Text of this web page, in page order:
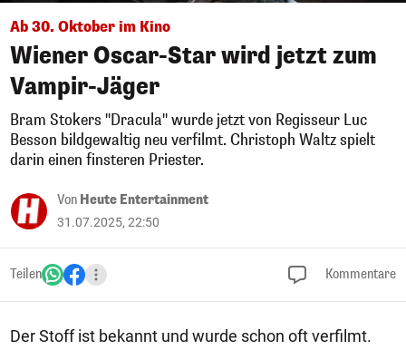
Ab 30. Oktober im Kino
Wiener Oscar-Star wird jetzt zum
Vampir-Jäger
Bram Stokers "Dracula" wurde jetzt von Regisseur Luc
Besson bildgewaltig neu verfilmt. Christoph Waltz spielt
darin einen finsteren Priester.
Von Heute Entertainment
31.07.2025, 22:50
Teilen Kommentare
Der Stoff ist bekannt und wurde schon oft verfilmt.